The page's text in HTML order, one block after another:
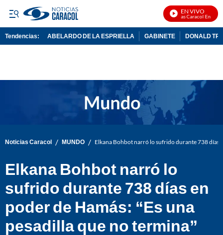
EN VIVO
Noticias Caracol En Vivo
Tendencias: ABELARDO DE LA ESPRIELLA GABINETE DONALD
Noticias Caracol / MUNDO / Elkana Bohbot narró lo sufrido durante 738 días
Elkana Bohbot narró lo
sufrido durante 738 días en
poder de Hamás: “Es una
pesadilla que no termina”